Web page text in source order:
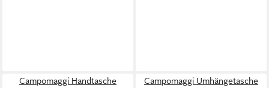
Campomaggi Handtasche Campomaggi Umhängetasche